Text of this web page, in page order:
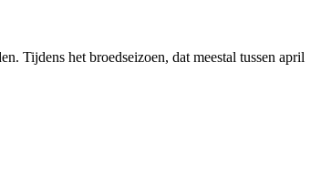
Tijdens het broedseizoen, dat meestal tussen april